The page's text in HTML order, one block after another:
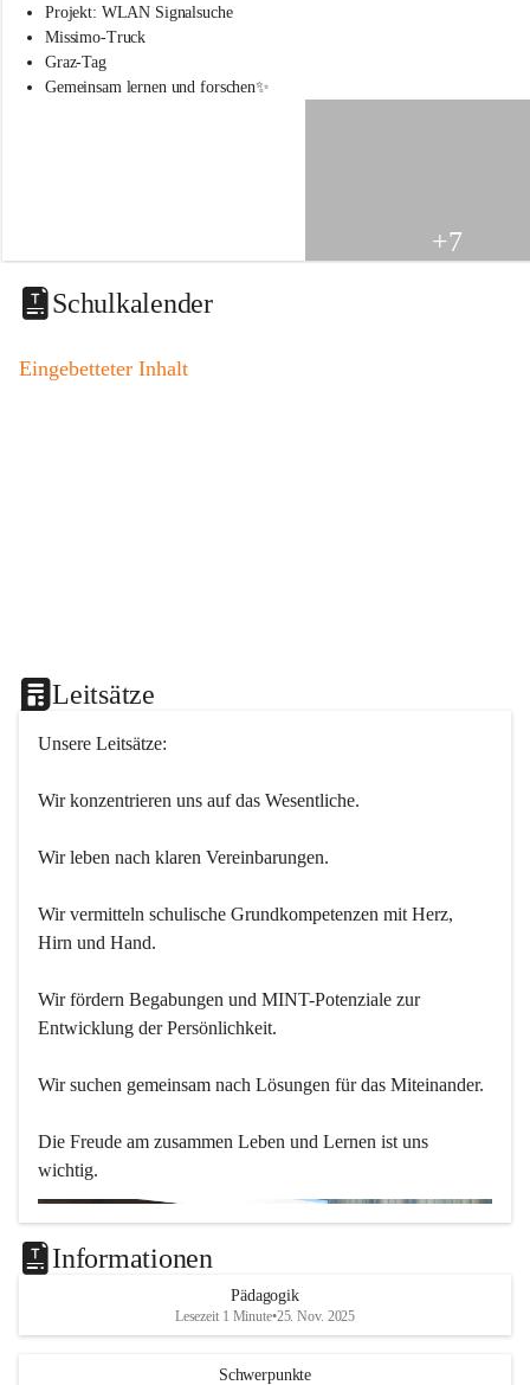
s
s
c
i
t
a
o
Projekt: WLAN Signalsuche
Missimo-Truck
Graz-Tag
Gemeinsam lernen und forschen✨
+7
Schulkalender
Eingebetteter Inhalt
Leitsätze
Unsere Leitsätze:
Wir konzentrieren uns auf das Wesentliche.
Wir leben nach klaren Vereinbarungen.
Wir vermitteln schulische Grundkompetenzen mit Herz,
Hirn und Hand.
Wir fördern Begabungen und MINT-Potenziale zur
Entwicklung der Persönlichkeit.
Wir suchen gemeinsam nach Lösungen für das Miteinander.
Die Freude am zusammen Leben und Lernen ist uns
wichtig.
Informationen
Pädagogik
Lesezeit 1 Minute•25. Nov. 2025
Schwerpunkte